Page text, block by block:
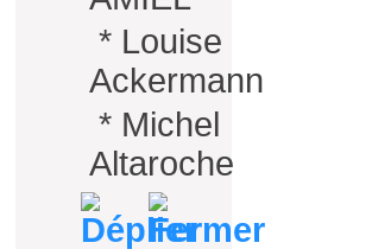
* Louise
Ackermann
* Michel
Altaroche